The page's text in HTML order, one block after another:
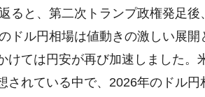
ると、第二次トランプ政権発足
ドル円相場は値動きの激しい展
けては円安が再び加速しました
されている中で、2026年のドル